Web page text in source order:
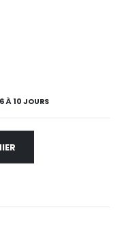
À 10 JOURS